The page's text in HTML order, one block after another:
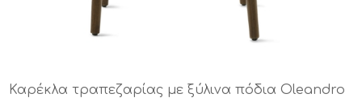
Καρέκλα τραπεζαρίας με ξύλινα πόδια Oleandro